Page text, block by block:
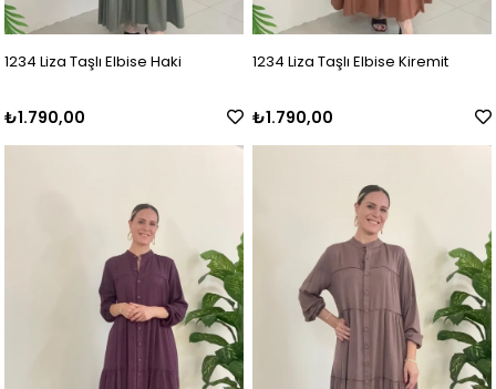
1234 Liza Taşlı Elbise Haki
₺1.790,00
1234 Liza Taşlı Elbise Kiremit
₺1.790,00